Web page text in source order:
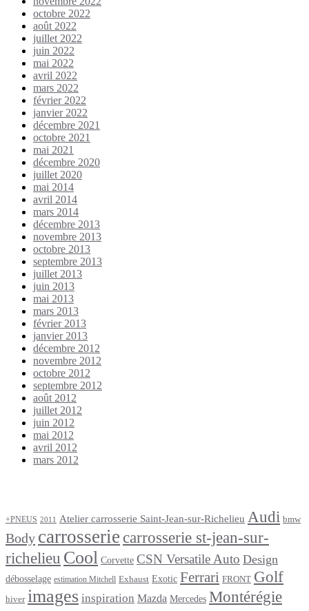
octobre 2022
août 2022
juillet 2022
juin 2022
mai 2022
avril 2022
mars 2022
février 2022
janvier 2022
décembre 2021
octobre 2021
mai 2021
décembre 2020
juillet 2020
mai 2014
avril 2014
mars 2014
décembre 2013
novembre 2013
octobre 2013
septembre 2013
juillet 2013
juin 2013
mai 2013
mars 2013
février 2013
janvier 2013
décembre 2012
novembre 2012
octobre 2012
septembre 2012
août 2012
juillet 2012
juin 2012
mai 2012
avril 2012
mars 2012
+PNEUS 2011 Atelier carrosserie Saint-Jean-sur-Richelieu Audi bmw
Body carrosserie carrosserie st-jean-sur-
richelieu Cool Corvette CSN Versatile Auto Design
débosselage estimation Mitchell Exhaust Exotic Ferrari FRONT Golf
hiver images inspiration Mazda Mercedes Montérégie